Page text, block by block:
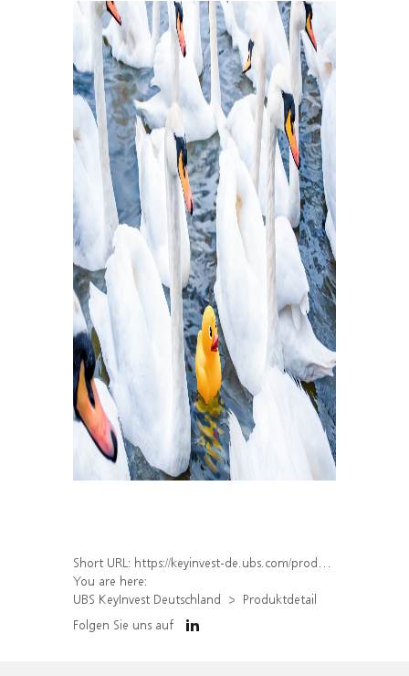
Short URL: https://keyinvest-de.ubs.com/produkt/detail/index/isin/DE000WA4ZPK7
You are here:
UBS KeyInvest Deutschland
Produktdetail
Folgen Sie uns auf